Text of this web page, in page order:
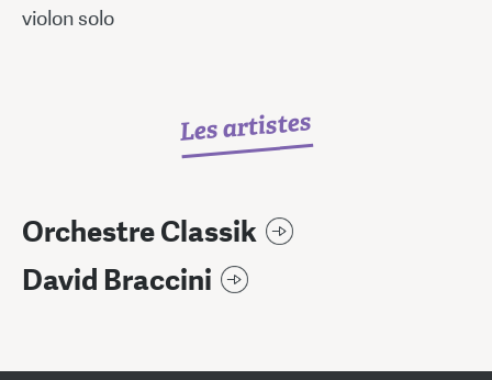
violon solo
Les artistes
Orchestre Classik
David Braccini